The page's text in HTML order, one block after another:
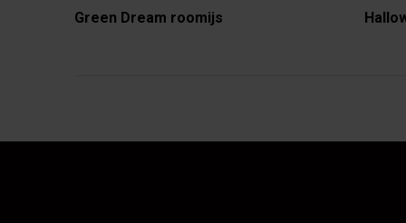
Green Dream roomijs